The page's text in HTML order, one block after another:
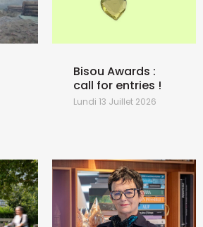
Bisou Awards :
call for entries !
Lundi 13 Juillet 2026